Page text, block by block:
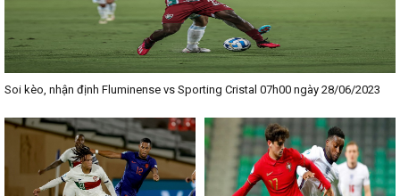
Soi kèo, nhận định Fluminense vs Sporting Cristal 07h00 ngày 28/06/2023